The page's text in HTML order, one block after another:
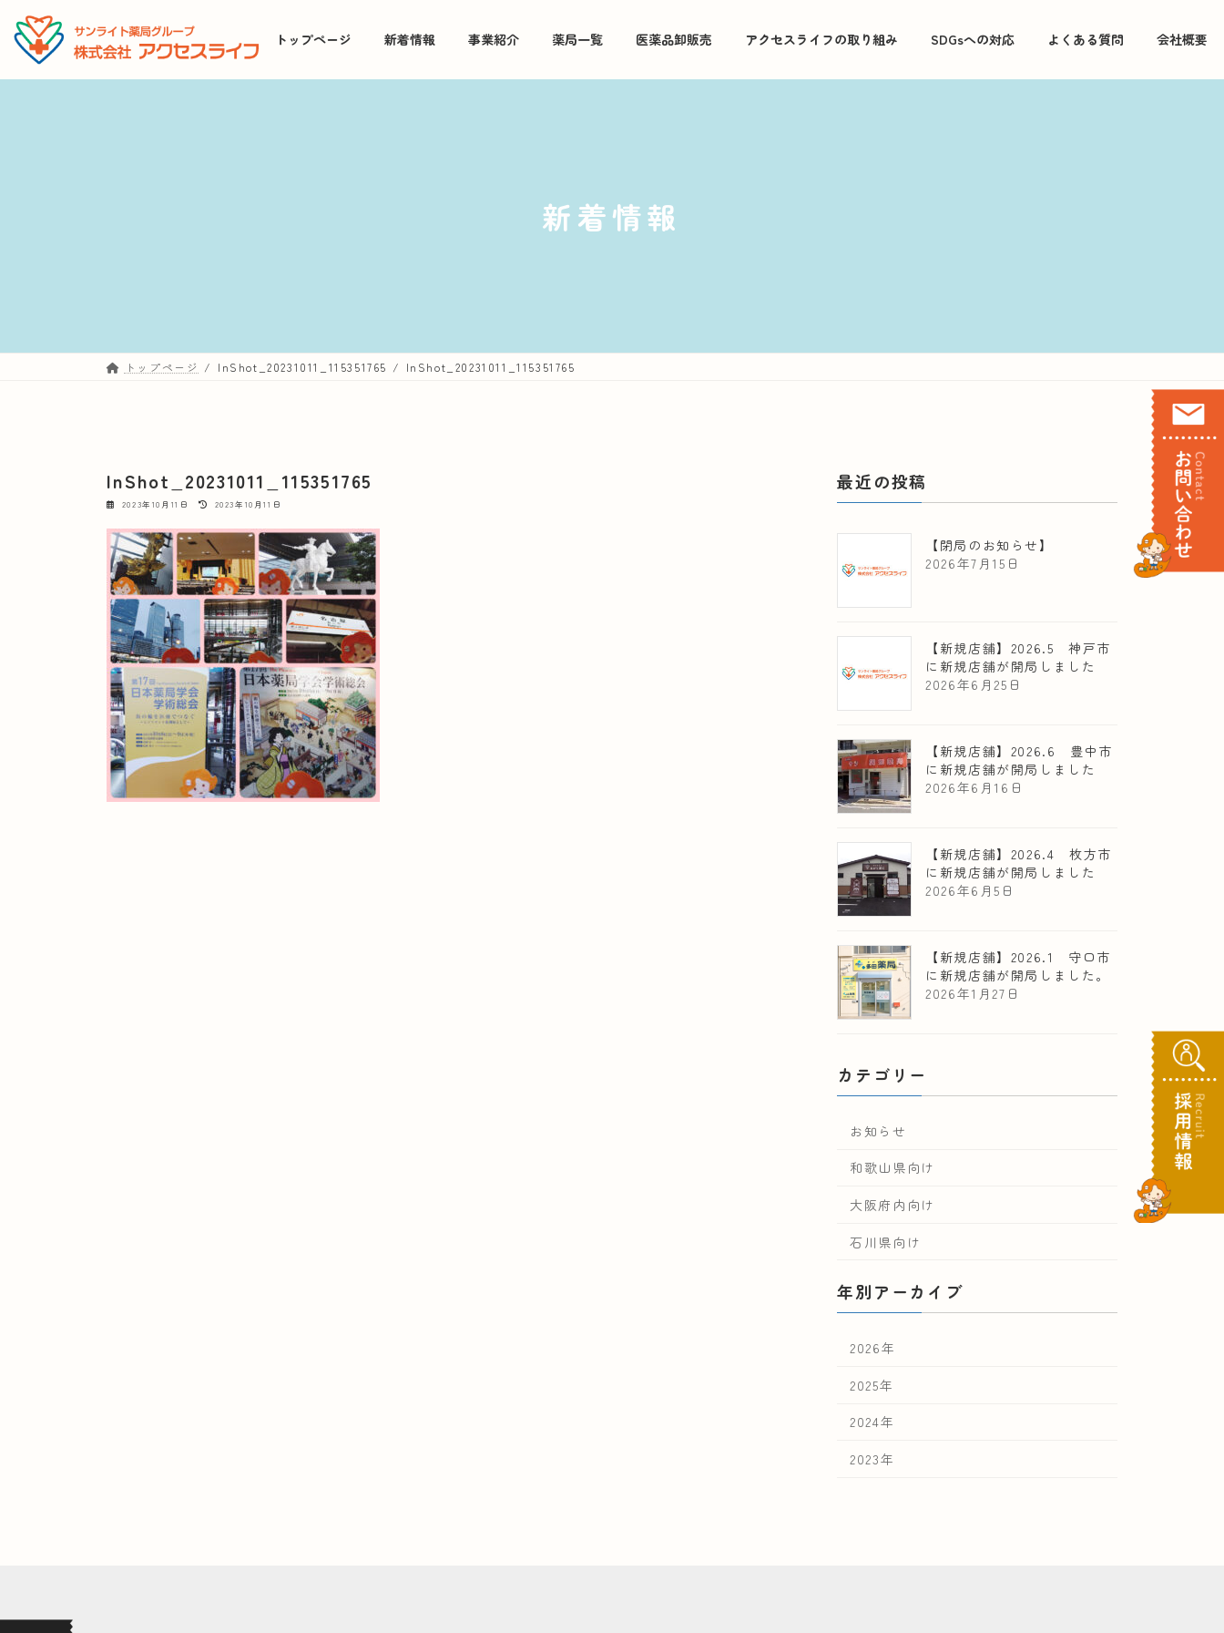
ン
ン
ビ
ー
トップページ 新着情報 事業紹介 薬局一覧 医薬品卸販売 アクセスライフの取り組み SDGsへの対応 よくある質問 会社概要
新着情報
トップページ InShot_20231011_115351765 InShot_20231011_115351765
InShot_20231011_115351765
2023年10月11日
最
更
日
時
:
2023年10月11日
最近の投稿
【閉局のお知らせ】
2026年7月15日
【新規店舗】2026.5 神戸市
に新規店舗が開局しました
2026年6月25日
【新規店舗】2026.6 豊中市
に新規店舗が開局しました
2026年6月16日
【新規店舗】2026.4 枚方市
に新規店舗が開局しました
2026年6月5日
【新規店舗】2026.1 守口市
に新規店舗が開局しました。
2026年1月27日
カテゴリー
お知らせ
和歌山県向け
大阪府内向け
石川県向け
年別アーカイブ
2026年
2025年
2024年
2023年